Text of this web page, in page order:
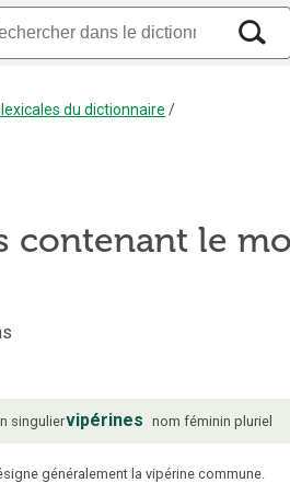
du dictionnaire /
contenant le
singuliervipérines nom féminin pluriel
généralement la vipérine commune.